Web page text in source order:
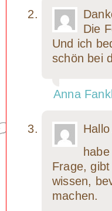
Die
Und ich
schön bei
Anna
Frage,
wissen,
machen.